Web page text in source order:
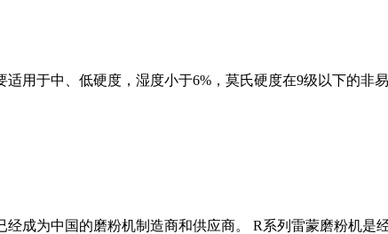
用于中、低硬度，湿度小于6%，莫氏硬度在9级以下的非
成为中国的磨粉机制造商和供应商。 R系列雷蒙磨粉机